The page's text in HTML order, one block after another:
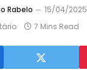
Rabelo
15/04/2025
7 Mins Read